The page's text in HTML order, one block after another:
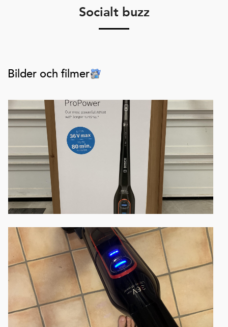
Socialt buzz
Bilder och filmer